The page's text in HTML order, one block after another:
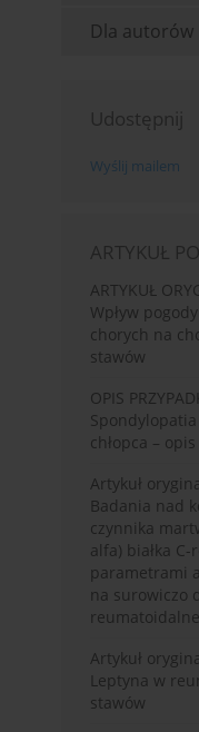
Dla autorów
Udostępnij
Wyślij mailem
ARTYKUŁ
ARTYKUŁ
Wpływ
chorych na
stawów
OPIS
chłopca –
Artykuł
Badania nad
czynnika
alfa) białka
parametrami
na surowiczo
Artykuł
Leptyna w
stawów